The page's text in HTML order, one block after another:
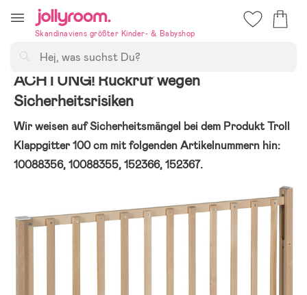
till
innehålletSkandinaviens größter Kinder- & Babyshop
ACHTUNG! Rückruf wegen
Sicherheitsrisiken
Wir weisen auf Sicherheitsmängel bei dem Produkt Troll
Klappgitter 100 cm mit folgenden Artikelnummern hin:
10088356, 10088355, 152366, 152367.